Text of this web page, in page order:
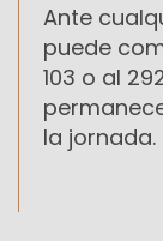
Ante
puede
103 o al
la jornada.